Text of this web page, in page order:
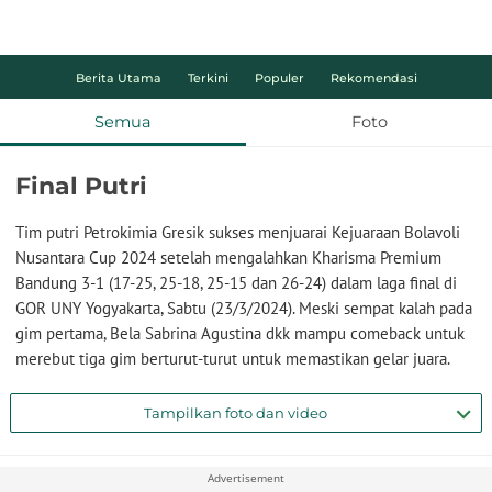
Berita Utama Terkini Populer Rekomendasi
Semua Foto
Final Putri
Tim putri Petrokimia Gresik sukses menjuarai Kejuaraan Bolavoli
Nusantara Cup 2024 setelah mengalahkan Kharisma Premium
Bandung 3-1 (17-25, 25-18, 25-15 dan 26-24) dalam laga final di
GOR UNY Yogyakarta, Sabtu (23/3/2024). Meski sempat kalah pada
gim pertama, Bela Sabrina Agustina dkk mampu comeback untuk
merebut tiga gim berturut-turut untuk memastikan gelar juara.
Tampilkan foto dan video
Advertisement